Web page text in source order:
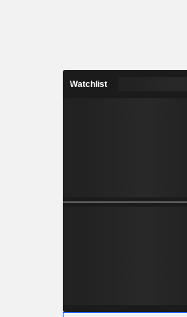
Watchlist